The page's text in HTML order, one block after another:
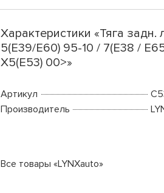
Характеристики «Тяга задн.
5(E39/E60) 95-10 / 7(E38 /
X5(E53) 00>»
Артикул
Производитель
Все товары «LYNXauto»